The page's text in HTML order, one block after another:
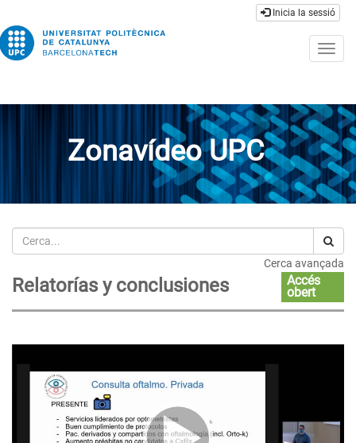
Inicia la sessió
Zonavídeo UPC
Cerca
Cerca avançada
Relatorías y conclusiones
Accés
obert